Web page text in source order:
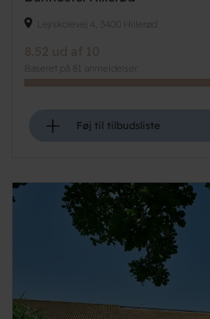
Lejrskolevej 4, 3400 Hillerød
8.52 ud af 10
Baseret på 81 anmeldelser
+ Føj til tilbudsliste